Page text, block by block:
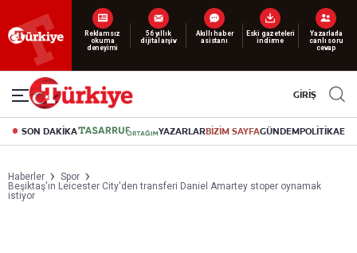
Reklamsız
okuma
deneyimi
56 yıllık
dijital arşiv
Akıllı haber
asistanı
Eski gazeteleri
indirme
Yazarlarla
canlı soru
cevap
GİRİŞ
SON DAKİKA YAZARLARBİZİM SAYFAGÜNDEMPOLİTİKA
Haberler
Spor
Beşiktaş'ın Leicester City'den transferi Daniel Amartey stoper oynamak
istiyor